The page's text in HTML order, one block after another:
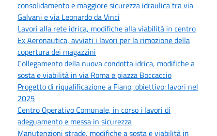
consolidamento e maggiore sicurezza idraulica tra via
Galvani e via Leonardo da Vinci
Lavori alla rete idrica, modifiche alla viabilità in centro
Ex Aeronautica, avviati i lavori per la rimozione della
copertura dei magazzini
Collegamento della nuova condotta idrica, modifiche a
sosta e viabilità in via Roma e piazza Boccaccio
Progetto di riqualificazione a Fiano, obiettivo: lavori nel
2025
Centro Operativo Comunale, in corso i lavori di
adeguamento e messa in sicurezza
Manutenzioni strade, modifiche a sosta e viabilità in